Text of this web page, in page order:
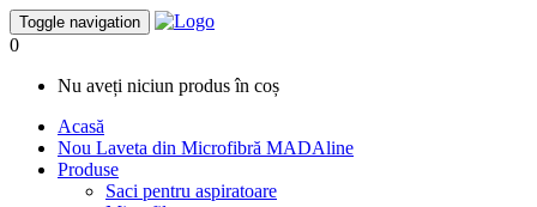
Toggle navigation
0
Nu aveți niciun produs în coș
Acasă
Nou Laveta din Microfibră MADAline
Produse
Saci pentru aspiratoare